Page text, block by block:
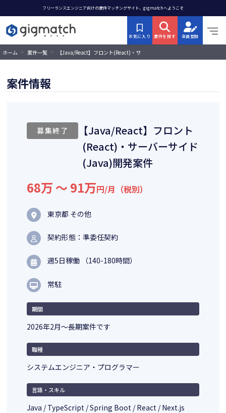
フリーランスエンジニア向けの案件マッチングサイト、gigmatchへようこそ
お気に入り 案件を探す 会員登録
ホーム > 案件一覧 >
【Java/React】フロント(React)・サ
案件情報
募集終了
【Java/React】フロント
(React)・サーバーサイド
(Java)開発案件
68万 〜 91万円/月（税別）
東京都 その他
契約形態：準委任契約
週5日稼働 （140-180時間）
常駐
期間
2026年2月〜長期案件です
職種
システムエンジニア・プログラマー
言語・スキル
Java / TypeScript / Spring Boot / React / Next.js